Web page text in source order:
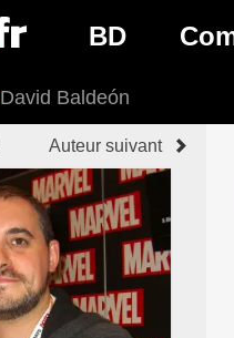
BD
Nouveautés BD
Prochaines
Genres BD
David Baldeón
Auteur suivant